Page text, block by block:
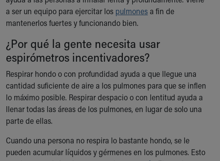
Ronald McDonald House Care Mobile
Health Centers
Symptom Checker
Financial Services
Price Estimates
Family Supports
Sports Health Services Provider for Akron Zips
New Parents
Find a Pediatrics Location
Find a Pediatrician
MyChart
Make an Appointment
Breastfeeding Medicine
Child Passenger Safety
a ser un equipo para ejercitar los pulmonesa fin de
mantenerlos fuertes y funcionando bien.
¿Por qué la gente necesita usar
espirómetros incentivadores?
Respirar hondo o con profundidad ayuda a que llegue una
cantidad suficiente de aire a los pulmones para que se inflen
lo máximo posible. Respirar despacio o con lentitud ayuda a
llenar todas las áreas de los pulmones, en lugar de solo una
parte de ellas.
Cuando una persona no respira lo bastante hondo, se le
pueden acumular líquidos y gérmenes en los pulmones. Esto